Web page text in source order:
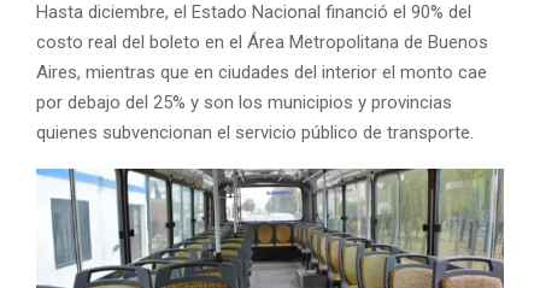
Hasta diciembre, el Estado Nacional financió el 90% del
costo real del boleto en el Área Metropolitana de Buenos
Aires, mientras que en ciudades del interior el monto cae
por debajo del 25% y son los municipios y provincias
quienes subvencionan el servicio público de transporte.